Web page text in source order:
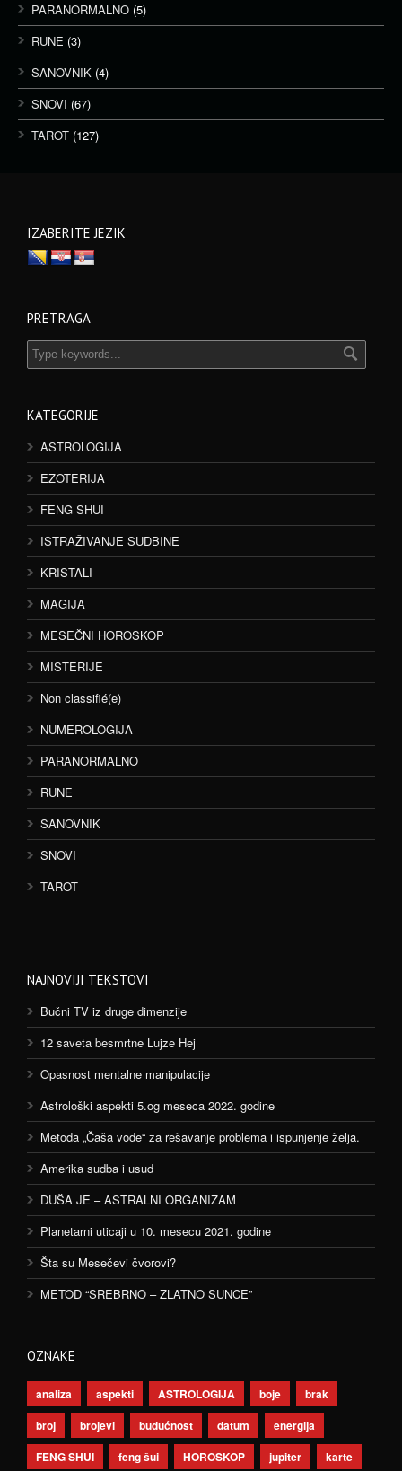
PARANORMALNO (5)
RUNE (3)
SANOVNIK (4)
SNOVI (67)
TAROT (127)
IZABERITE JEZIK
PRETRAGA
KATEGORIJE
ASTROLOGIJA
EZOTERIJA
FENG SHUI
ISTRAŽIVANJE SUDBINE
KRISTALI
MAGIJA
MESEČNI HOROSKOP
MISTERIJE
Non classifié(e)
NUMEROLOGIJA
PARANORMALNO
RUNE
SANOVNIK
SNOVI
TAROT
NAJNOVIJI TEKSTOVI
Bučni TV iz druge dimenzije
12 saveta besmrtne Lujze Hej
Opasnost mentalne manipulacije
Astrološki aspekti 5.og meseca 2022. godine
Metoda „Čaša vode“ za rešavanje problema i ispunjenje želja.
Amerika sudba i usud
DUŠA JE – ASTRALNI ORGANIZAM
Planetarni uticaji u 10. mesecu 2021. godine
Šta su Mesečevi čvorovi?
METOD “SREBRNO – ZLATNO SUNCE”
OZNAKE
analiza aspekti ASTROLOGIJA boje
brak
broj
brojevi budućnost datum
energija
FENG SHUI
feng šui HOROSKOP jupiter karte